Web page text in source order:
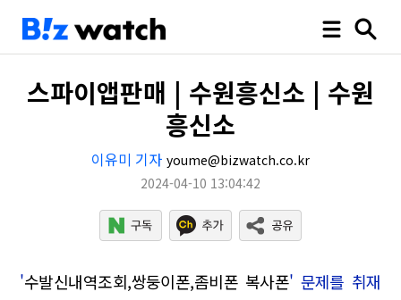
스파이앱판매 | 수원흥신소 | 수원
흥신소
이유미 기자 youme@bizwatch.co.kr
2024-04-10 13:04:42
'수발신내역조회,쌍둥이폰,좀비폰 복사폰' 문제를 취재